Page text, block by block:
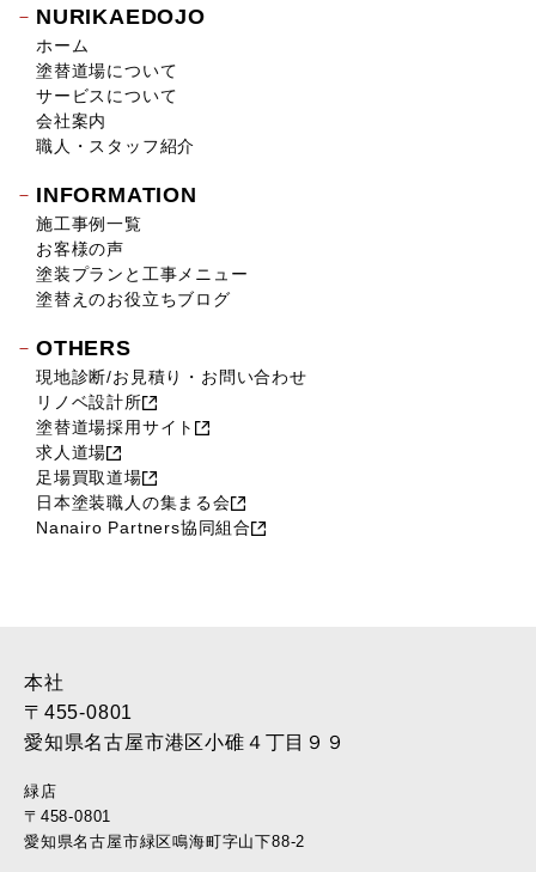
NURIKAEDOJO
ホーム
塗替道場について
サービスについて
会社案内
職人・スタッフ紹介
INFORMATION
施工事例一覧
お客様の声
塗装プランと工事メニュー
塗替えのお役立ちブログ
OTHERS
現地診断/お見積り・お問い合わせ
リノベ設計所
塗替道場採用サイト
求人道場
足場買取道場
日本塗装職人の集まる会
Nanairo Partners協同組合
本社
〒455-0801
愛知県名古屋市港区小碓４丁目９９
緑店
〒458-0801
愛知県名古屋市緑区鳴海町字山下88-2